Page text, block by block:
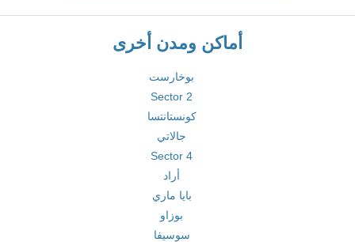
أماكن ومدن أخرى
بوخارست
Sector 2
كونستانتسا
جالاتي
Sector 4
أراد
بايا ماري
بوزاو
سوسيفا